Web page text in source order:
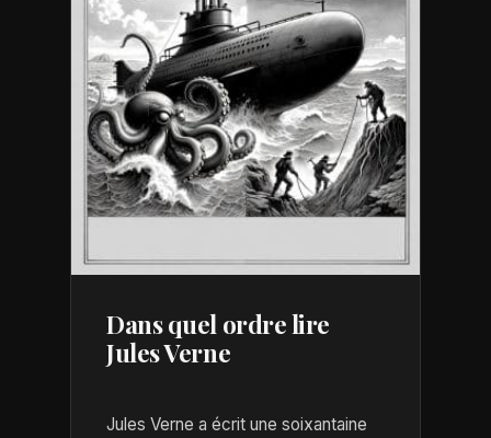
Dans quel ordre lire
Jules Verne
Jules Verne a écrit une soixantaine